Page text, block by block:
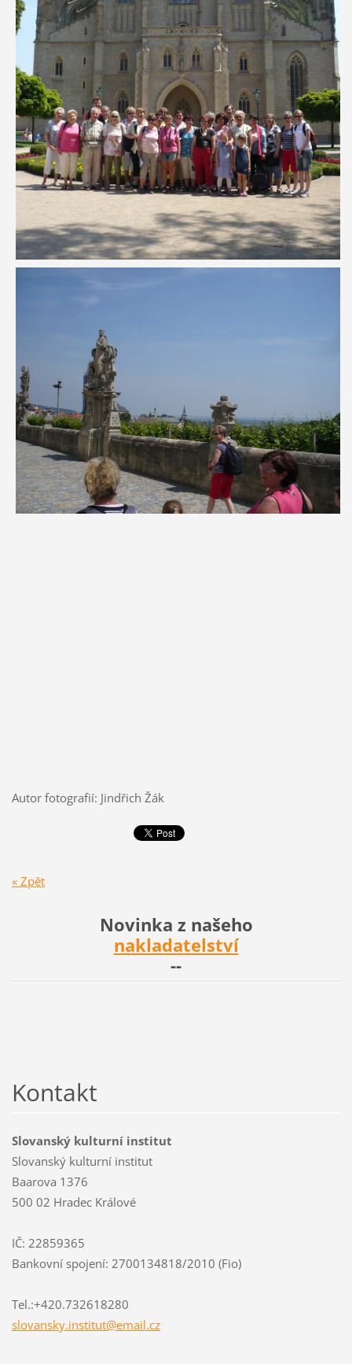
Autor fotografií: Jindřich Žák
« Zpět
Novinka z našeho
nakladatelství
--
Kontakt
Slovanský kulturní institut
Slovanský kulturní institut
Baarova 1376
500 02 Hradec Králové
IČ: 22859365
Bankovní spojení: 2700134818/2010 (Fio)
Tel.:+420.732618280
slovansky.institut@email.cz